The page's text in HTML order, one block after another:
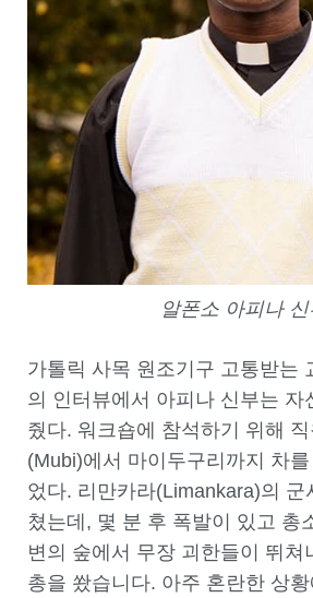
알폰소 아피나 신
가톨릭 사목 원조기구 고통받는
의 인터뷰에서 아피나 신부는 자
줬다. 워크숍에 참석하기 위해 직
(Mubi)에서 마이두구리까지 차를
었다. 리만카라(Limankara)의 군
쳤는데, 몇 분 후 폭발이 있고 총
변의 숲에서 무장 괴한들이 뛰쳐
총을 쐈습니다. 아주 혼란한 상